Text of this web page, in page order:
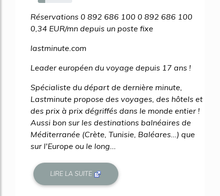
21%
Réservations 0 892 686 100 0 892 686 100
0,34 EUR/mn depuis un poste fixe
lastminute.com
Leader européen du voyage depuis 17 ans !
Spécialiste du départ de dernière minute,
Lastminute propose des voyages, des hôtels et
des prix à prix dégriffés dans le monde entier !
Aussi bon sur les destinations balnéaires de
Méditerranée (Crète, Tunisie, Baléares...) que
sur l'Europe ou le long...
LIRE LA SUITE